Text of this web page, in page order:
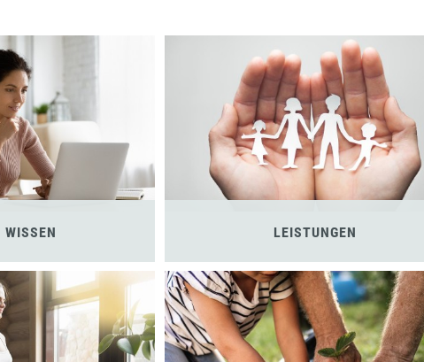
WISSEN LEISTUNGEN